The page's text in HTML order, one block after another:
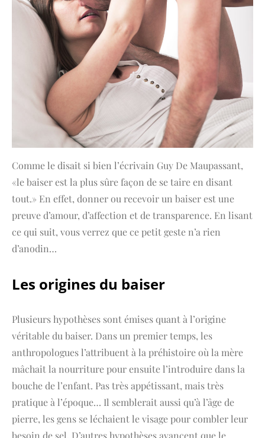
Comme le disait si bien l’écrivain Guy De Maupassant,
«le baiser est la plus sûre façon de se taire en disant
tout.» En effet, donner ou recevoir un baiser est une
preuve d’amour, d’affection et de transparence. En lisant
ce qui suit, vous verrez que ce petit geste n’a rien
d’anodin…
Les origines du baiser
Plusieurs hypothèses sont émises quant à l’origine
véritable du baiser. Dans un premier temps, les
anthropologues l’attribuent à la préhistoire où la mère
mâchait la nourriture pour ensuite l’introduire dans la
bouche de l’enfant. Pas très appétissant, mais très
pratique à l’époque… Il semblerait aussi qu’à l’âge de
pierre, les gens se léchaient le visage pour combler leur